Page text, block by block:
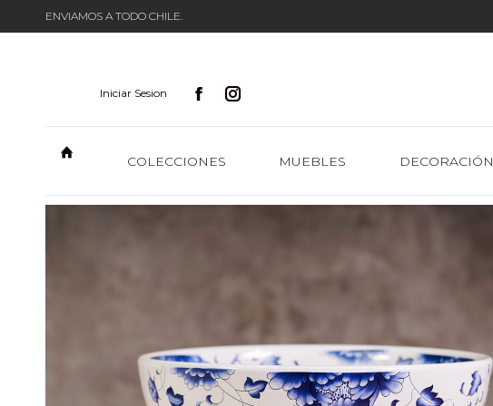
ENVIAMOS A TODO CHILE.
Iniciar Sesion
COLECCIONES MUEBLES DECORACIÓN